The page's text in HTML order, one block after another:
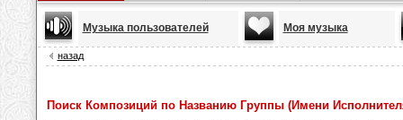
Музыка пользователей Моя музыка
назад
Поиск Композиций по Названию Группы (Имени